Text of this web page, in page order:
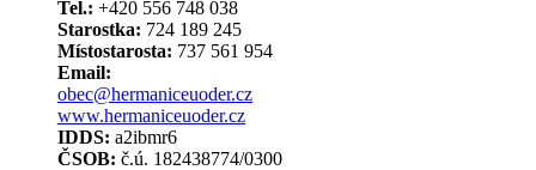
Tel.: +420 556 748 038
Starostka: 724 189 245
Místostarosta: 737 561 954
Email:
obec@hermaniceuoder.cz
www.hermaniceuoder.cz
IDDS: a2ibmr6
ČSOB: č.ú. 182438774/0300